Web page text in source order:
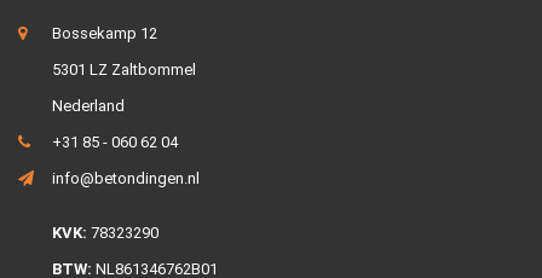
Bossekamp 12
5301 LZ Zaltbommel
Nederland
+31 85 - 060 62 04
info@betondingen.nl
KVK: 78323290
BTW: NL861346762B01